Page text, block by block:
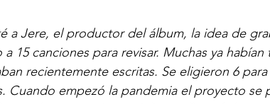
a Jere, el productor del álbum, la idea de
a 15 canciones para revisar. Muchas ya
recientemente escritas. Se eligieron 6
Cuando empezó la pandemia el proyecto se